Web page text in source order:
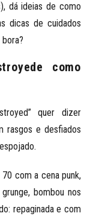
dá ideias de como
dicas de cuidados
como
quer dizer
rasgos e desfiados
com a cena punk,
bombou nos
repaginada e com